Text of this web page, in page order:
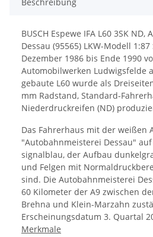
BUSCH Espewe IFA L60 3SK
Dessau (95565) LKW-Modell
Dezember 1986 bis Ende 1990
Automobilwerken Ludwigsfelde
gebaute L60 wurde als
mm Radstand, Standard-
Niederdruckreifen (ND)
Das Fahrerhaus mit der weißen
"Autobahnmeisterei Dessau"
signalblau, der Aufbau
und Felgen mit
sind. Die Autobahnmeisterei
60 Kilometer der A9 zwischen
Brehna und Klein-Marzahn
Erscheinungsdatum 3. Quartal
Merkmale